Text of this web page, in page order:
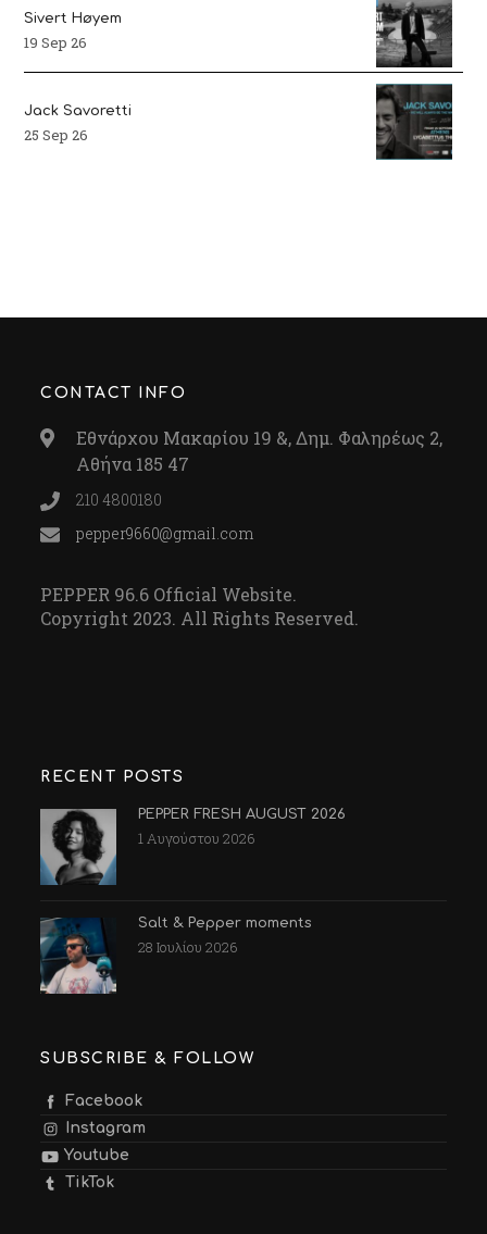
Sivert Høyem
19 Sep 26
Jack Savoretti
25 Sep 26
CONTACT INFO
Εθνάρχου Μακαρίου 19 &, Δημ. Φαληρέως 2,
Αθήνα 185 47
210 4800180
pepper9660@gmail.com
PEPPER 96.6 Official Website.
Copyright 2023. All Rights Reserved.
RECENT POSTS
PEPPER FRESH AUGUST 2026
1 Αυγούστου 2026
Salt & Pepper moments
28 Ιουλίου 2026
SUBSCRIBE & FOLLOW
Facebook
Instagram
Youtube
TikTok